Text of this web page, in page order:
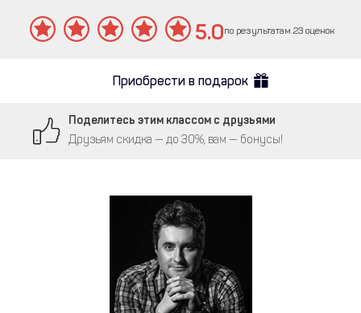
5.0по результатам 23 оценок
Приобрести в подарок
Поделитесь этим классом с друзьями
Друзьям скидка — до 30%, вам — бонусы!